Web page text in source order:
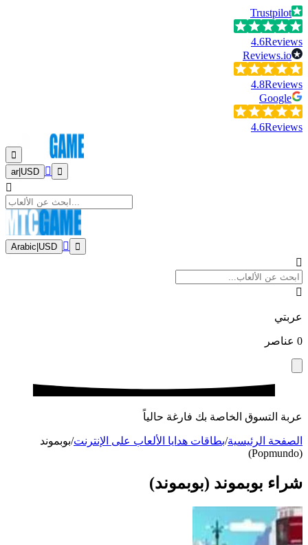
Trustpilot
4.6Reviews
Reviews.io
4.8Reviews
Google
4.6Reviews
ar| USD
Arabic USD
عربتي
0 عناصر
عربة التسوق الخاصة بك فارغة حالياً
الصفحة الرئيسية/بطاقات هدايا الألعاب على الإنترنت/بوبموند
(Popmundo)
شراء بوبموند (بوبموند)